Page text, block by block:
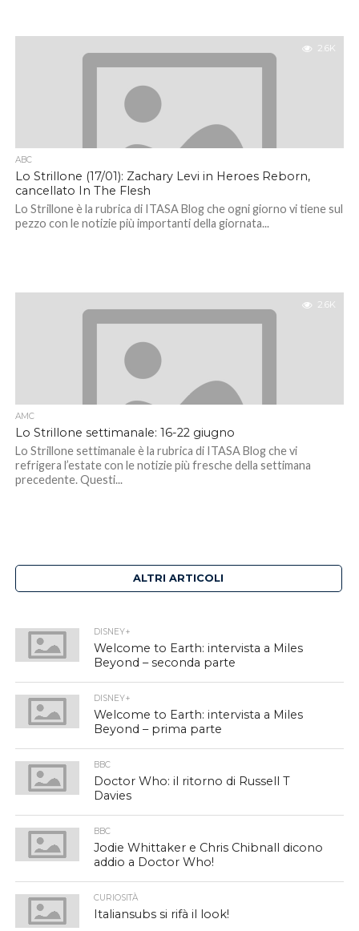
2.6K
ABC
Lo Strillone (17/01): Zachary Levi in Heroes Reborn,
cancellato In The Flesh
Lo Strillone è la rubrica di ITASA Blog che ogni giorno vi tiene sul
pezzo con le notizie più importanti della giornata...
2.6K
AMC
Lo Strillone settimanale: 16-22 giugno
Lo Strillone settimanale è la rubrica di ITASA Blog che vi
refrigera l’estate con le notizie più fresche della settimana
precedente. Questi...
ALTRI ARTICOLI
DISNEY+
Welcome to Earth: intervista a Miles
Beyond – seconda parte
DISNEY+
Welcome to Earth: intervista a Miles
Beyond – prima parte
BBC
Doctor Who: il ritorno di Russell T
Davies
BBC
Jodie Whittaker e Chris Chibnall dicono
addio a Doctor Who!
CURIOSITÀ
Italiansubs si rifà il look!